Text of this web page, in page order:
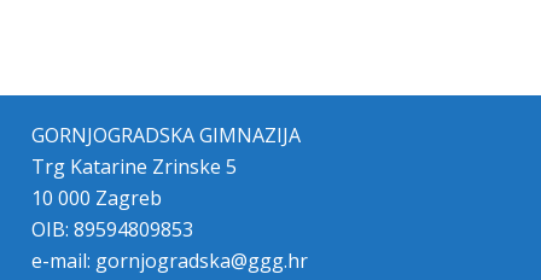
GORNJOGRADSKA GIMNAZIJA
Trg Katarine Zrinske 5
10 000 Zagreb
OIB: 89594809853
e-mail: gornjogradska@ggg.hr